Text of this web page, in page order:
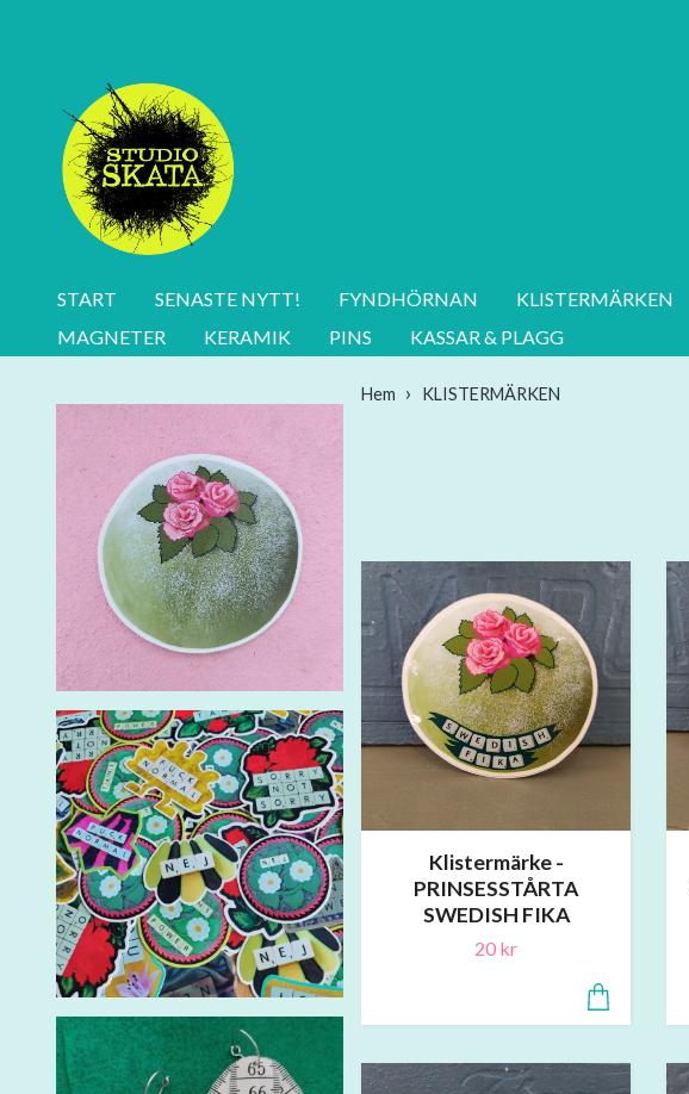
START SENASTE NYTT! FYNDHÖRNAN KLISTERMÄRKEN
MAGNETER
KERAMIK PINS KASSAR & PLAGG
Hem KLISTERMÄRKEN
Klistermärke -
PRINSESSTÅRTA
SWEDISH FIKA
20 kr